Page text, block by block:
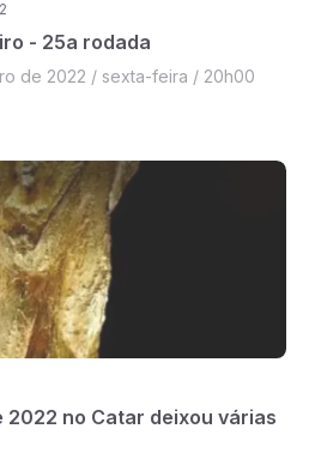
- 25a rodada
de 2022 / sexta-feira / 20h00
2022 no Catar deixou várias